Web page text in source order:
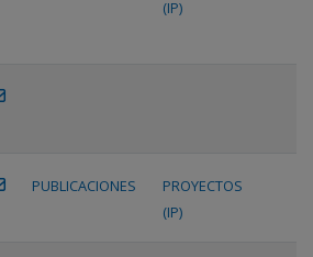
(IP)
PUBLICACIONES
PROYECTOS
(IP)